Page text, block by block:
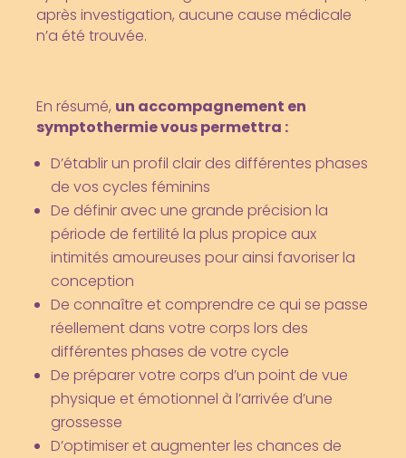
après investigation, aucune cause médicale
n’a été trouvée.
En résumé, un accompagnement en
symptothermie vous permettra :
D’établir un profil clair des différentes phases
de vos cycles féminins
De définir avec une grande précision la
période de fertilité la plus propice aux
intimités amoureuses pour ainsi favoriser la
conception
De connaître et comprendre ce qui se passe
réellement dans votre corps lors des
différentes phases de votre cycle
De préparer votre corps d’un point de vue
physique et émotionnel à l’arrivée d’une
grossesse
D’optimiser et augmenter les chances de